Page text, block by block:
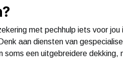
met pechhulp iets voor jou
aan diensten van
een uitgebreidere dekking,